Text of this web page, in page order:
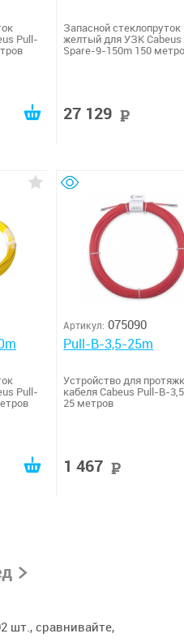
Pull-
Запасной стеклопруток
желтый для УЗК Cabeus
Spare-9-150m 150
27 129
Pull-
Артикул: 075090
Pull-B-3,5-25m
Устройство для
кабеля Cabeus Pull-B-
25 метров
1 467
шт., сравнивайте,